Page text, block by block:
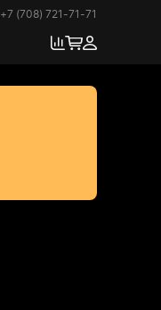
+7 (708) 721-71-71